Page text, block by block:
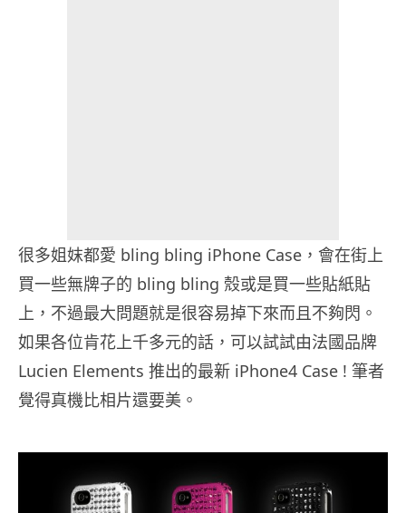
很多姐妺都愛 bling bling iPhone Case，會在街上
買一些無牌子的 bling bling 殼或是買一些貼紙貼
上，不過最大問題就是很容易掉下來而且不夠閃。
如果各位肯花上千多元的話，可以試試由法國品牌
Lucien Elements 推出的最新 iPhone4 Case ! 筆者
覺得真機比相片還要美。